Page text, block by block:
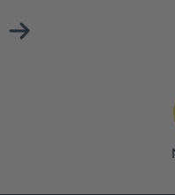
Mehr über